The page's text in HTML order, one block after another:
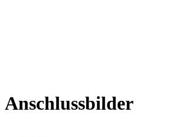
Anschlussbilder